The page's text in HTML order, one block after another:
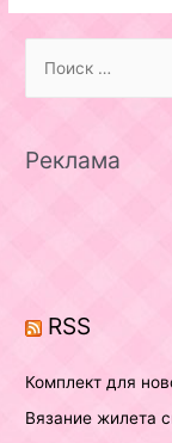
r
:
Реклама
RSS
Комплект для
Вязание жилета